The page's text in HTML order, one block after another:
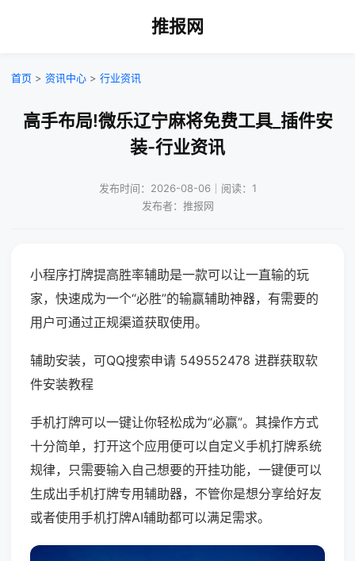
推报网
首页 > 资讯中心 > 行业资讯
高手布局!微乐辽宁麻将免费工具_插件安
装-行业资讯
发布时间：2026-08-06｜阅读：1
发布者：推报网
小程序打牌提高胜率辅助是一款可以让一直输的玩
家，快速成为一个“必胜”的输赢辅助神器，有需要的
用户可通过正规渠道获取使用。
辅助安装，可QQ搜索申请 549552478 进群获取软
件安装教程
手机打牌可以一键让你轻松成为“必赢”。其操作方式
十分简单，打开这个应用便可以自定义手机打牌系统
规律，只需要输入自己想要的开挂功能，一键便可以
生成出手机打牌专用辅助器，不管你是想分享给好友
或者使用手机打牌AI辅助都可以满足需求。